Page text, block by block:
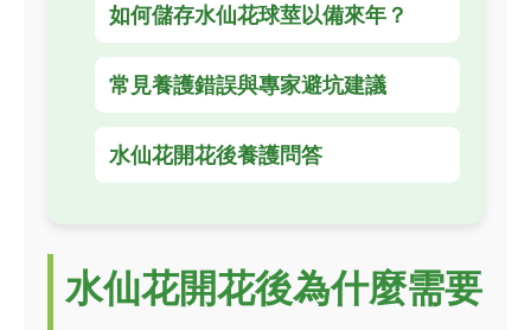
如何儲存水仙花球莖以備來年？
常見養護錯誤與專家避坑建議
水仙花開花後養護問答
水仙花開花後為什麼需要